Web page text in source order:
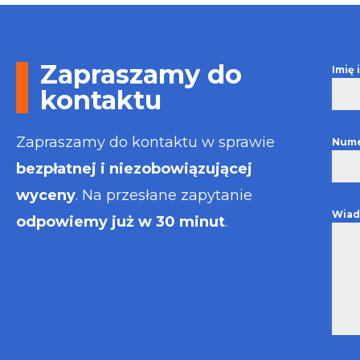
wystawiona
Zapraszamy do
kontaktu
Zapraszamy do kontaktu w sprawie
bezpłatnej i niezobowiązującej
wyceny. Na przesłane zapytanie
odpowiemy już w 30 minut.
Imię